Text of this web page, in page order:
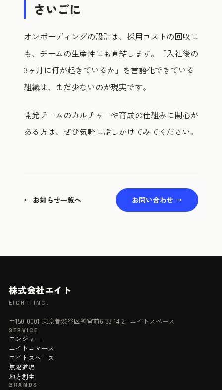
さいごに
オンボーディングの設計は、採用コストの回収に
も、チームの生産性にも直結します。「入社後の
3ヶ月に何が起きているか」を言語化できている
組織は、まだ少ないのが現実です。
開発チームのカルチャーや育成の仕組みに関心が
ある方は、ぜひ気軽に話しかけてみてください。
← お知らせ一覧へ お問い合わせ →
株式会社エイト
EIGHT INC.
〒150-0001 東京都渋谷区神宮前6-33-14 2F エイトスペース
SERVICE
エンジャー
エイトコマース
エイトスペース
無限道場
地方創生
BRANDS